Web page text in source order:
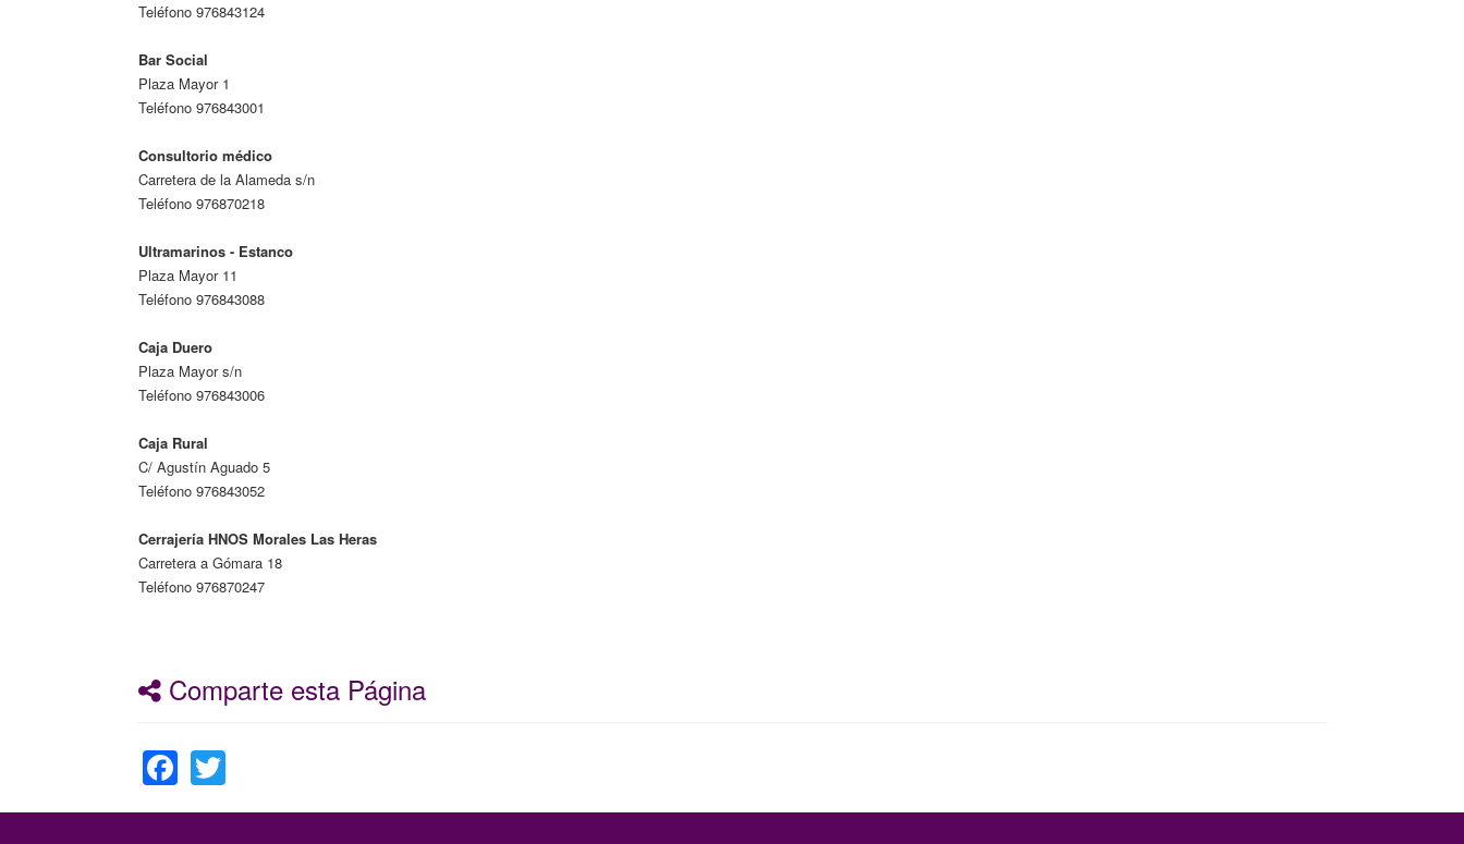
Teléfono 976843124
Bar Social
Plaza Mayor 1
Teléfono 976843001
Consultorio médico
Carretera de la Alameda s/n
Teléfono 976870218
Ultramarinos - Estanco
Plaza Mayor 11
Teléfono 976843088
Caja Duero
Plaza Mayor s/n
Teléfono 976843006
Caja Rural
C/ Agustín Aguado 5
Teléfono 976843052
Cerrajería HNOS Morales Las Heras
Carretera a Gómara 18
Teléfono 976870247
Comparte esta Página
Facebook